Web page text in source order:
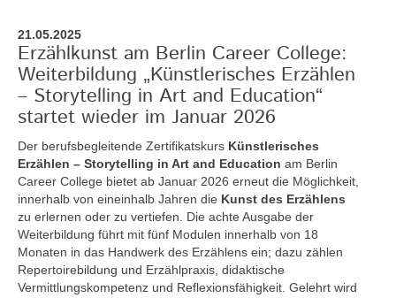
21.05.2025
Erzählkunst am Berlin Career College:
Weiterbildung „Künstlerisches Erzählen
– Storytelling in Art and Education“
startet wieder im Januar 2026
Der berufsbegleitende Zertifikatskurs Künstlerisches
Erzählen – Storytelling in Art and Education am Berlin
Career College bietet ab Januar 2026 erneut die Möglichkeit,
innerhalb von eineinhalb Jahren die Kunst des Erzählens
zu erlernen oder zu vertiefen. Die achte Ausgabe der
Weiterbildung führt mit fünf Modulen innerhalb von 18
Monaten in das Handwerk des Erzählens ein; dazu zählen
Repertoirebildung und Erzählpraxis, didaktische
Vermittlungskompetenz und Reflexionsfähigkeit. Gelehrt wird